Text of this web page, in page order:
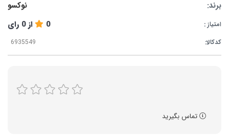
برند: نوکسو
امتیاز : 0 از0 رای
کدکالا:
تماس بگیرید